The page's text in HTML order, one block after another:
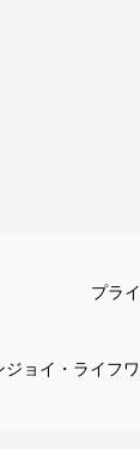
プラ
ョイ・ライフ